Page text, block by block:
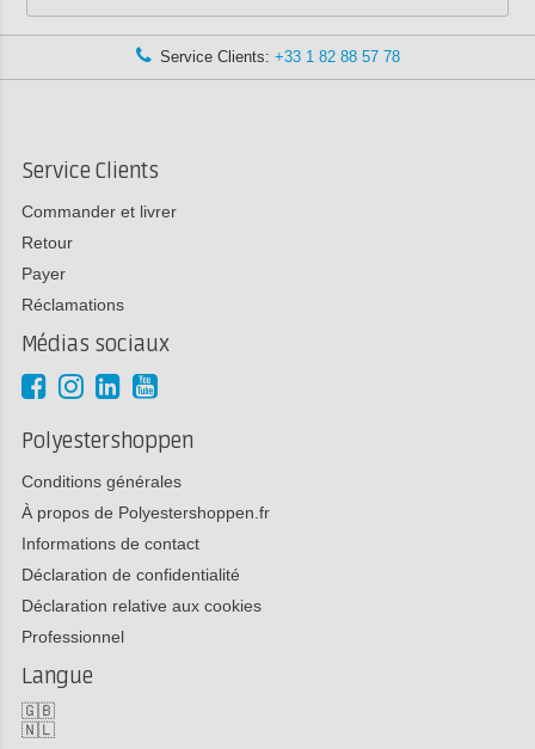
Service Clients: +33 1 82 88 57 78
Service Clients
Commander et livrer
Retour
Payer
Réclamations
Médias sociaux
Polyestershoppen
Conditions générales
À propos de Polyestershoppen.fr
Informations de contact
Déclaration de confidentialité
Déclaration relative aux cookies
Professionnel
Langue
🇬🇧
🇳🇱